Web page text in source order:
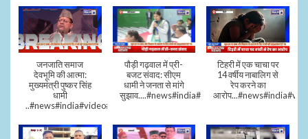
जनजाति समाज
देवभूमि की आत्मा:
मुख्यमंत्री पुष्कर सिंह
धामी
..#news#india#video#viral
पौड़ी गढ़वाल में प्री-
बजट संवाद: सीएम
धामी ने जनता से मांगे
सुझाव....#news#india#video#viral
टिहरी में एक चाचा पर
14 वर्षीय नाबालिग से
रेप करने का